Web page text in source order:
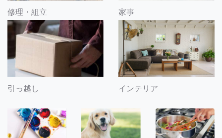
修理・組立 家事
引っ越し インテリア